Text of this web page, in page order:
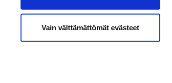
Vain välttämättömät evästeet